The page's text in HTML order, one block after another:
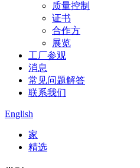
质量控制
证书
合作方
展览
工厂参观
消息
常见问题解答
联系我们
English
家
精选